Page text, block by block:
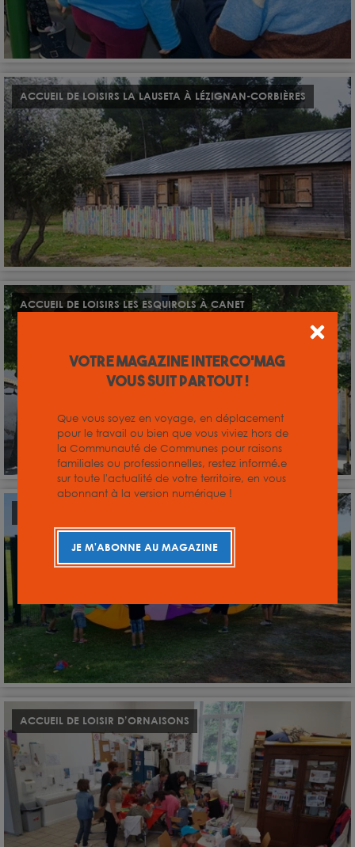
ACCUEIL DE LOISIRS LA LAUSETA À LÉZIGNAN-CORBIÈRES
ACCUEIL DE LOISIRS LES ESQUIROLS À CANET
ACCUEIL DE LOISIR D’ORNAISONS
Votre magazine INTERCO'MAG
vous suit partout !
Que vous soyez en voyage, en déplacement
pour le travail ou bien que vous viviez hors de
la Communauté de Communes pour raisons
familiales ou professionnelles, restez informé.e
sur toute l'actualité de votre territoire, en vous
abonnant à la version numérique !
JE M'ABONNE AU MAGAZINE